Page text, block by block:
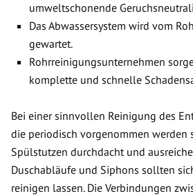
umweltschonende
Das Abwassersystem wird vom
gewartet.
Rohrreinigungsunternehmen
komplette und schnelle
Bei einer sinnvollen Reinigung des
die periodisch vorgenommen werden
Spülstutzen durchdacht und
Duschabläufe und Siphons sollten
reinigen lassen. Die Verbindungen